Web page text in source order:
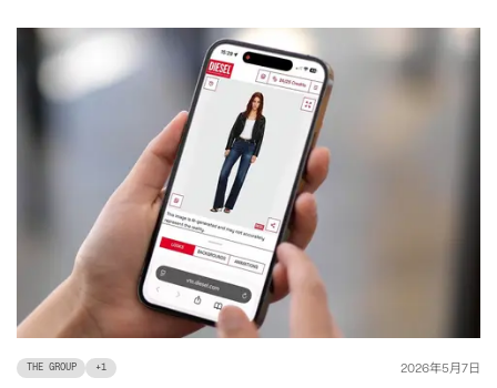
THE GROUP +1 2026年5月7日